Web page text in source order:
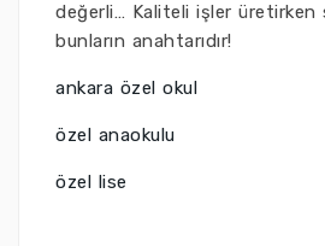
değerli… Kaliteli işler üretirken
bunların anahtarıdır!
ankara özel okul
özel anaokulu
özel lise